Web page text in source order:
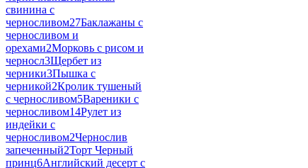
свинина с
черносливом27Баклажаны с
черносливом и
орехами2Морковь с рисом и
черносл3Щербет из
черники3Пышка с
черникой2Кролик тушеный
с черносливом5Вареники с
черносливом14Рулет из
индейки с
черносливом2Чернослив
запеченный2Торт Черный
принц6Английский десерт с